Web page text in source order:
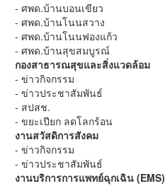
- ศพด.บ้านบอนเขียว
- ศพด.บ้านโนนสวาง
- ศพด.บ้านโนนฟองแก้ว
- ศพด.บ้านสุขสมบูรณ์
กองสาธารณสุขและสิ่งแวดล้อม
- ข่าวกิจกรรม
- ข่าวประชาสัมพันธ์
- สปสช.
- ขยะเปียก ลดโลกร้อน
งานสวัสดิการสังคม
- ข่าวกิจกรรม
- ข่าวประชาสัมพันธ์
งานบริการการแพทย์ฉุกเฉิน (EMS)